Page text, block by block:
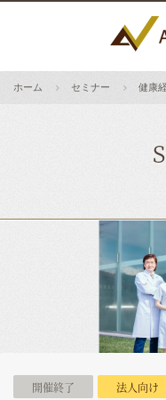
ホーム セミナー 健康
開催終了 法人向け